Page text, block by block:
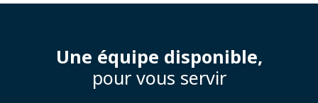
Une équipe disponible,
pour vous servir